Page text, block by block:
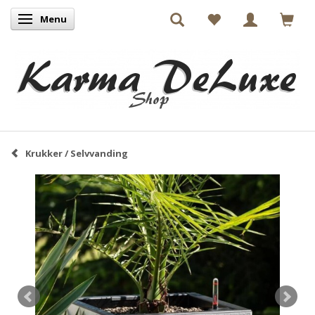
Skifte navigation
Menu
Krukker / Selvvanding